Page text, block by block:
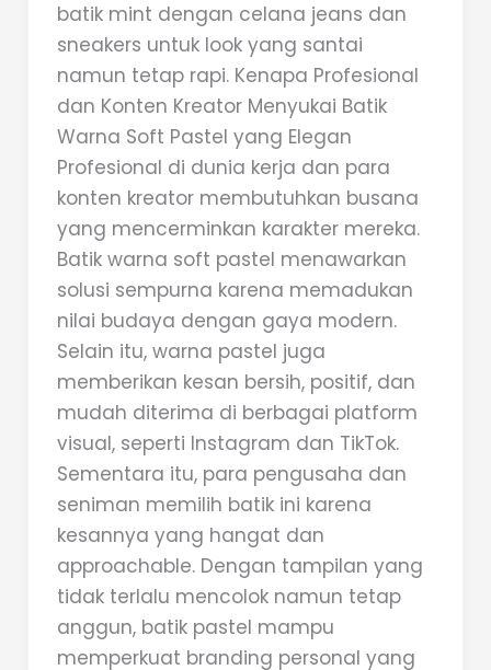
batik mint dengan celana jeans dan
sneakers untuk look yang santai
namun tetap rapi. Kenapa Profesional
dan Konten Kreator Menyukai Batik
Warna Soft Pastel yang Elegan
Profesional di dunia kerja dan para
konten kreator membutuhkan busana
yang mencerminkan karakter mereka.
Batik warna soft pastel menawarkan
solusi sempurna karena memadukan
nilai budaya dengan gaya modern.
Selain itu, warna pastel juga
memberikan kesan bersih, positif, dan
mudah diterima di berbagai platform
visual, seperti Instagram dan TikTok.
Sementara itu, para pengusaha dan
seniman memilih batik ini karena
kesannya yang hangat dan
approachable. Dengan tampilan yang
tidak terlalu mencolok namun tetap
anggun, batik pastel mampu
memperkuat branding personal yang